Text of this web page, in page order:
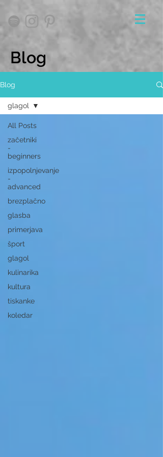
Blog
Blog
All Posts
začetniki
-
beginners
izpopolnjevanje
-
advanced
brezplačno
glasba
primerjava
šport
glagol
kulinarika
kultura
tiskanke
koledar
glagol